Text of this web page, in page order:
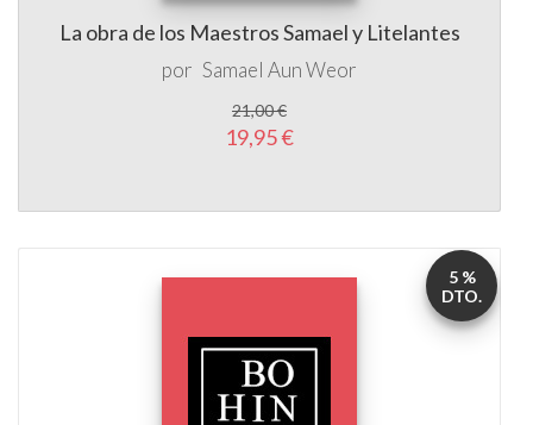
La obra de los Maestros Samael y Litelantes
por Samael Aun Weor
21,00 €
19,95 €
5 %
DTO.